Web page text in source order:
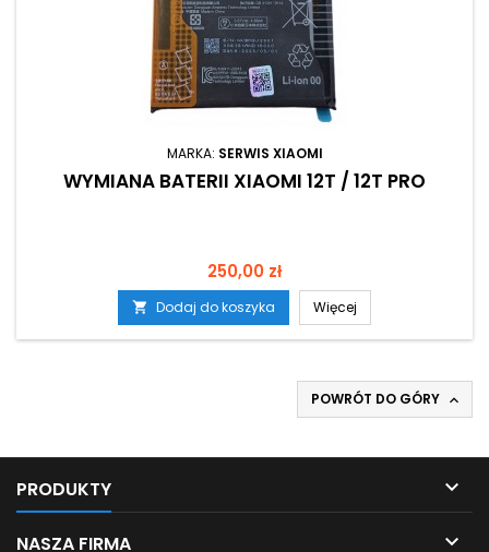
MARKA: SERWIS XIAOMI
WYMIANA BATERII XIAOMI 12T / 12T PRO
Cena
250,00 zł
 Dodaj do koszyka Więcej
POWRÓT DO GÓRY 
PRODUKTY 
NASZA FIRMA 